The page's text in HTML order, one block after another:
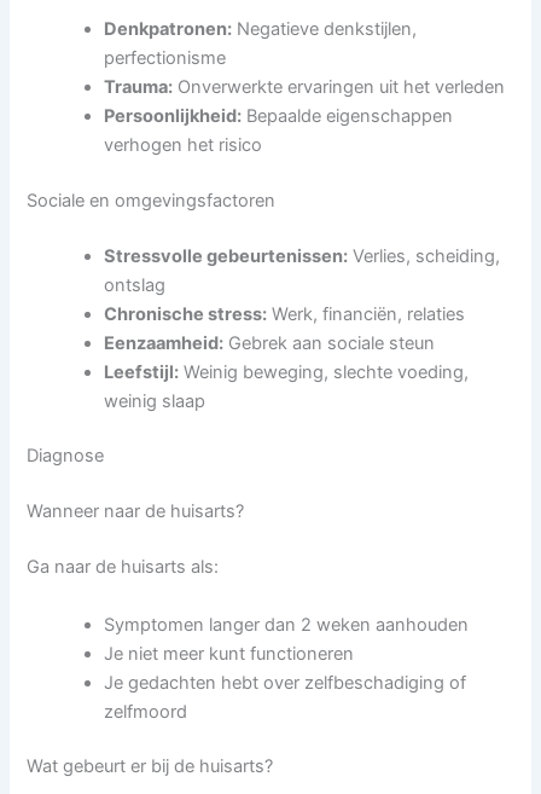
Denkpatronen: Negatieve denkstijlen,
perfectionisme
Trauma: Onverwerkte ervaringen uit het verleden
Persoonlijkheid: Bepaalde eigenschappen
verhogen het risico
Sociale en omgevingsfactoren
Stressvolle gebeurtenissen: Verlies, scheiding,
ontslag
Chronische stress: Werk, financiën, relaties
Eenzaamheid: Gebrek aan sociale steun
Leefstijl: Weinig beweging, slechte voeding,
weinig slaap
Diagnose
Wanneer naar de huisarts?
Ga naar de huisarts als:
Symptomen langer dan 2 weken aanhouden
Je niet meer kunt functioneren
Je gedachten hebt over zelfbeschadiging of
zelfmoord
Wat gebeurt er bij de huisarts?